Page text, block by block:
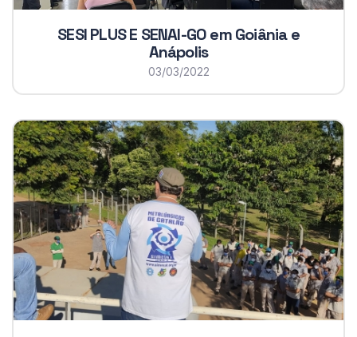
SESI PLUS E SENAI-GO em Goiânia e
Anápolis
03/03/2022